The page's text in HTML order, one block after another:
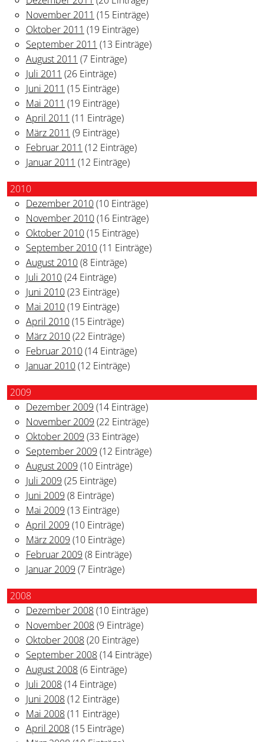
November 2011 (15 Einträge)
Oktober 2011 (19 Einträge)
September 2011 (13 Einträge)
August 2011 (7 Einträge)
Juli 2011 (26 Einträge)
Juni 2011 (15 Einträge)
Mai 2011 (19 Einträge)
April 2011 (11 Einträge)
März 2011 (9 Einträge)
Februar 2011 (12 Einträge)
Januar 2011 (12 Einträge)
2010
Dezember 2010(10 Einträge)
November 2010(16 Einträge)
Oktober 2010(15 Einträge)
September 2010(11 Einträge)
August 2010(8 Einträge)
Juli 2010(24 Einträge)
Juni 2010(23 Einträge)
Mai 2010(19 Einträge)
April 2010(15 Einträge)
März 2010(22 Einträge)
Februar 2010(14 Einträge)
Januar 2010(12 Einträge)
2009
Dezember 2009 (14 Einträge)
November 2009 (22 Einträge)
Oktober 2009 (33 Einträge)
September 2009 (12 Einträge)
August 2009 (10 Einträge)
Juli 2009 (25 Einträge)
Juni 2009 (8 Einträge)
Mai 2009 (13 Einträge)
April 2009 (10 Einträge)
März 2009 (10 Einträge)
Februar 2009 (8 Einträge)
Januar 2009 (7 Einträge)
2008
Dezember 2008(10 Einträge)
November 2008(9 Einträge)
Oktober 2008(20 Einträge)
September 2008(14 Einträge)
August 2008(6 Einträge)
Juli 2008(14 Einträge)
Juni 2008(12 Einträge)
Mai 2008(11 Einträge)
April 2008(15 Einträge)